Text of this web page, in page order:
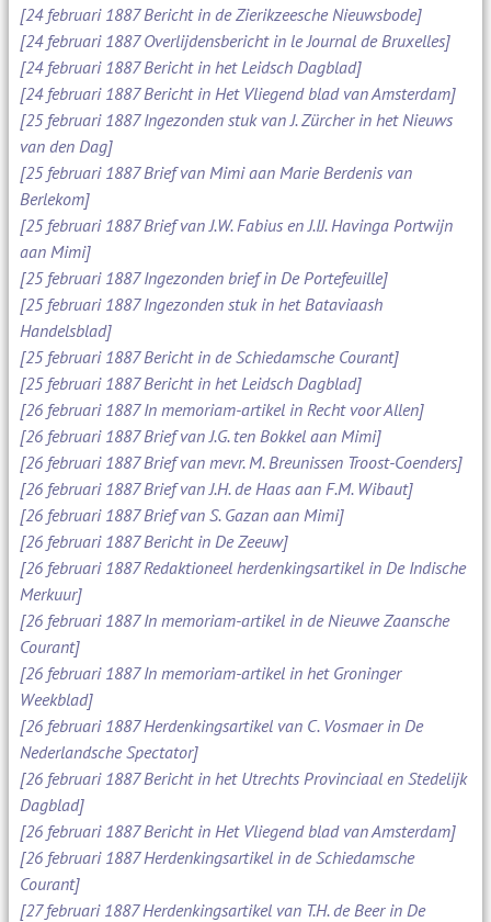
[24 februari 1887 Bericht in de Zierikzeesche Nieuwsbode]
[24 februari 1887 Overlijdensbericht in le Journal de Bruxelles]
[24 februari 1887 Bericht in het Leidsch Dagblad]
[24 februari 1887 Bericht in Het Vliegend blad van Amsterdam]
[25 februari 1887 Ingezonden stuk van J. Zürcher in het Nieuws
van den Dag]
[25 februari 1887 Brief van Mimi aan Marie Berdenis van
Berlekom]
[25 februari 1887 Brief van J.W. Fabius en J.IJ. Havinga Portwijn
aan Mimi]
[25 februari 1887 Ingezonden brief in De Portefeuille]
[25 februari 1887 Ingezonden stuk in het Bataviaash
Handelsblad]
[25 februari 1887 Bericht in de Schiedamsche Courant]
[25 februari 1887 Bericht in het Leidsch Dagblad]
[26 februari 1887 In memoriam-artikel in Recht voor Allen]
[26 februari 1887 Brief van J.G. ten Bokkel aan Mimi]
[26 februari 1887 Brief van mevr. M. Breunissen Troost-Coenders]
[26 februari 1887 Brief van J.H. de Haas aan F.M. Wibaut]
[26 februari 1887 Brief van S. Gazan aan Mimi]
[26 februari 1887 Bericht in De Zeeuw]
[26 februari 1887 Redaktioneel herdenkingsartikel in De Indische
Merkuur]
[26 februari 1887 In memoriam-artikel in de Nieuwe Zaansche
Courant]
[26 februari 1887 In memoriam-artikel in het Groninger
Weekblad]
[26 februari 1887 Herdenkingsartikel van C. Vosmaer in De
Nederlandsche Spectator]
[26 februari 1887 Bericht in het Utrechts Provinciaal en Stedelijk
Dagblad]
[26 februari 1887 Bericht in Het Vliegend blad van Amsterdam]
[26 februari 1887 Herdenkingsartikel in de Schiedamsche
Courant]
[27 februari 1887 Herdenkingsartikel van T.H. de Beer in De